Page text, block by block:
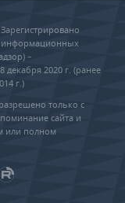
информационных
–
2020 г. (ранее
г.)
только с
сайта и
или полном